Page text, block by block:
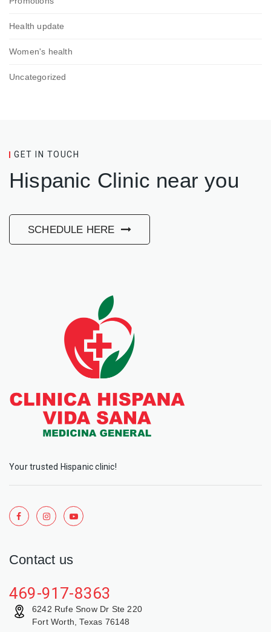
Health update
Women's health
Uncategorized
GET IN TOUCH
Hispanic Clinic near you
SCHEDULE HERE
Your trusted Hispanic clinic!
Contact us
469-917-8363
6242 Rufe Snow Dr Ste 220
Fort Worth, Texas 76148